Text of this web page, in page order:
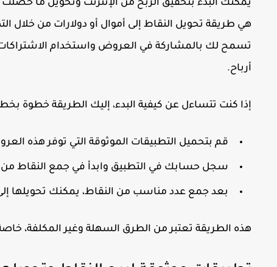
يمكنك البدء بتحقيق الربح من الإنترنت وتحويل ما
هي طريقة تحويل النقاط إلى أموال أو دولارات من خلال
تسمح لك بالمشاركة في العروض واستخدام الاشتراكات
أرباح.
إذا كنت تتساءل عن كيفية البدء، إليك الطريقة خطوة
قم بتحميل التطبيقات الموثوقة التي توفر هذه
سجل حسابك في التطبيق وابدأ في جمع النقاط من
بعد جمع عدد مناسب من النقاط، يمكنك تحويلها
هذه الطريقة تعتبر من الطرق السهلة وغير المكلفة،